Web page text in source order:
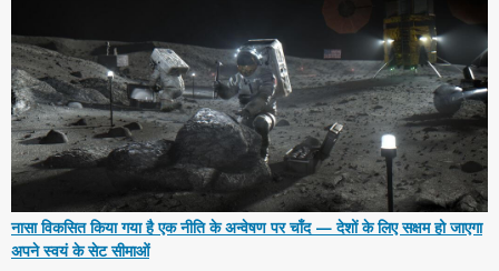
नासा विकसित किया गया है एक नीति के अन्वेषण पर चाँद — देशों के लिए सक्षम हो जाएगा
अपने स्वयं के सेट सीमाओं